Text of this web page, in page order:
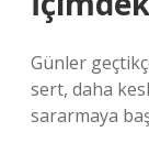
Günler
sert, daha
sararmaya